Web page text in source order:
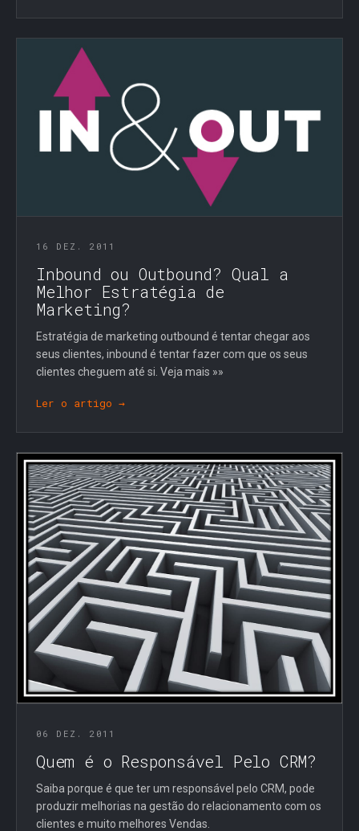
16 DEZ. 2011
Inbound ou Outbound? Qual a
Melhor Estratégia de
Marketing?
Estratégia de marketing outbound é tentar chegar aos
seus clientes, inbound é tentar fazer com que os seus
clientes cheguem até si. Veja mais »»
Ler o artigo →
06 DEZ. 2011
Quem é o Responsável Pelo CRM?
Saiba porque é que ter um responsável pelo CRM, pode
produzir melhorias na gestão do relacionamento com os
clientes e muito melhores Vendas.